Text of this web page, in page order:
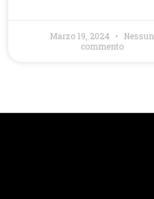
Marzo 19, 2024
Nessun
commento